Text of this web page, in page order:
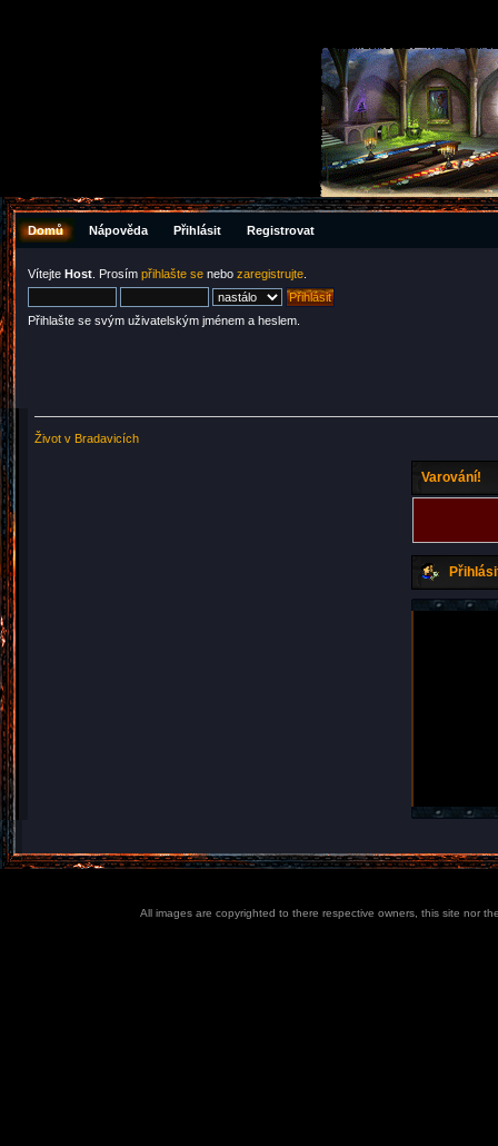
Domů Nápověda Přihlásit Registrovat
Vítejte Host . Prosím přihlašte se nebo zaregistrujte
Přihlašte se svým uživatelským jménem a heslem.
Život v Bradavicích
Varování!
All images are copyrighted to there respective owners, this site nor